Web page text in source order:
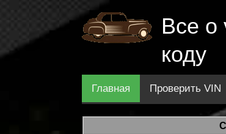
Все о
коду
Главная Проверить VIN